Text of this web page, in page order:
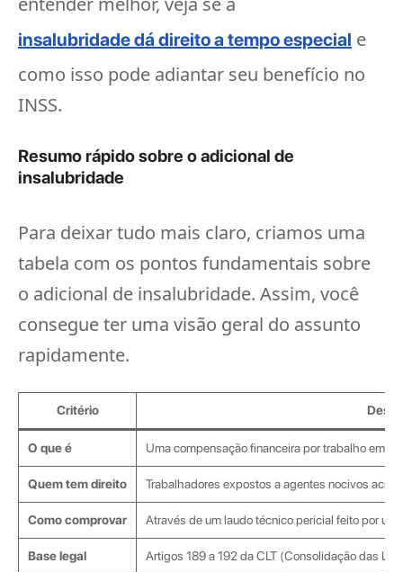
insalubridade dá direito a tempo especial e
como isso pode adiantar seu benefício no
INSS.
Resumo rápido sobre o adicional de
insalubridade
Para deixar tudo mais claro, criamos uma
tabela com os pontos fundamentais sobre
o adicional de insalubridade. Assim, você
consegue ter uma visão geral do assunto
rapidamente.
Critério
O que é Uma compensação financeira por trabalho em
Quem tem direito Trabalhadores expostos a agentes nocivos
Como comprovar Através de um laudo técnico pericial feito por
Base legal Artigos 189 a 192 da CLT (Consolidação das